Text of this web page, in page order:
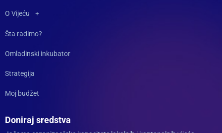
O Vijeću
Šta radimo?
Omladinski inkubator
Strategija
Moj budžet
Doniraj sredstva